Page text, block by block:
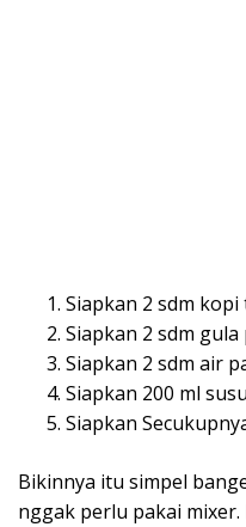
Siapkan 2 sdm kopi
Siapkan 2 sdm gula
Siapkan 2 sdm air
Siapkan 200 ml
Siapkan
Bikinnya itu simpel
nggak perlu pakai